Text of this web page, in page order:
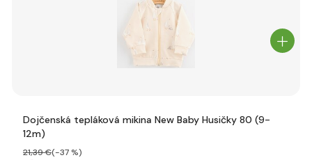
Dojčenská tepláková mikina New Baby Husičky 80 (9-
12m)
21,39 €(-37 %)